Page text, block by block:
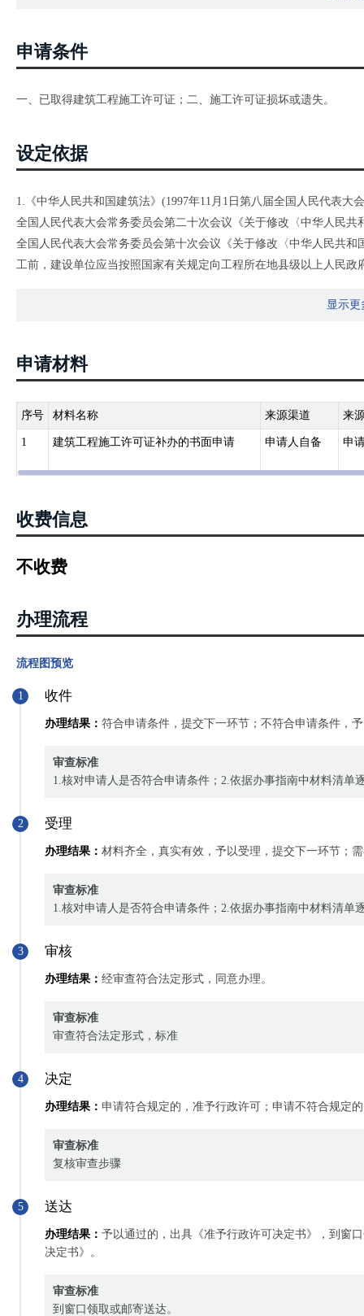
申请条件
一、已取得建筑工程施工许可证；二、施工许可证损坏或遗失。
设定依据
1.《中华人民共和国建筑法》(1997年11月1日第八届全国人民代表
全国人民代表大会常务委员会第二十次会议《关于修改〈中华人民
全国人民代表大会常务委员会第十次会议《关于修改〈中华人民共
工前，建设单位应当按照国家有关规定向工程所在地县级以上人民
2.《建筑工程施工许可证管理办法》（2014年6月25日住房和城乡建
办法的规定，向工程所在地的县级以上人民政府建设行政主管部门
和程序批准开工报告的建筑工程，不再领取施工许可证。
3.《河南省住房和城乡建设厅关于调整房屋建筑和市政基础设施工
申请办理施工许可证。
显示更
申请材料
序号 材料名称 来源渠道 来
1 建筑工程施工许可证补办的书面申请 申请人自备 申
收费信息
不收费
办理流程
流程图预览
1 收件
办理结果： 符合申请条件，提交下一环节；不符合申请条件，
审查标准
1.核对申请人是否符合申请条件；2.依据办事指南中材料清单
2 受理
办理结果： 材料齐全，真实有效，予以受理，提交下一环节；
审查标准
1.核对申请人是否符合申请条件；2.依据办事指南中材料清单
3 审核
办理结果： 经审查符合法定形式，同意办理。
审查标准
审查符合法定形式，标准
4 决定
办理结果： 申请符合规定的，准予行政许可；申请不符合规定
审查标准
复核审查步骤
5 送达
办理结果： 予以通过的，出具《准予行政许可决定书》，到窗
决定书》。
审查标准
到窗口领取或邮寄送达。